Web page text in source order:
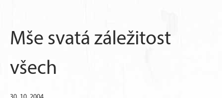
Mše svatá záležitost
všech